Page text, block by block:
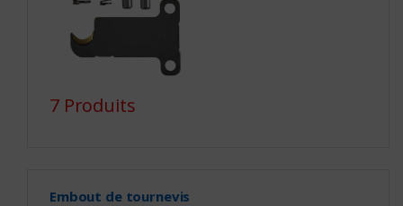
7 Produits
Embout de tournevis